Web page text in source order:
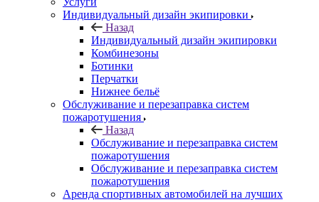
Индивидуальный дизайн экипировки
Назад
Индивидуальный дизайн экипировки
Комбинезоны
Ботинки
Перчатки
Нижнее бельё
Обслуживание и перезаправка систем
пожаротушения
Назад
Обслуживание и перезаправка систем
пожаротушения
Обслуживание и перезаправка систем
пожаротушения
Аренда спортивных автомобилей на лучших